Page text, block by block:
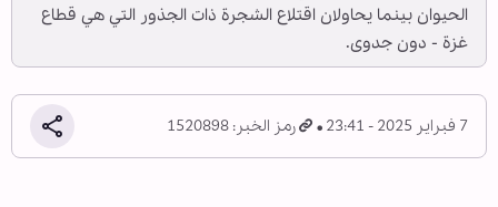
الحيوان بينما يحاولان اقتلاع الشجرة ذات الجذور التي هي قطاع
غزة - دون جدوى.
7 فبراير 2025 - 23:41 رمز الخبر: 1520898